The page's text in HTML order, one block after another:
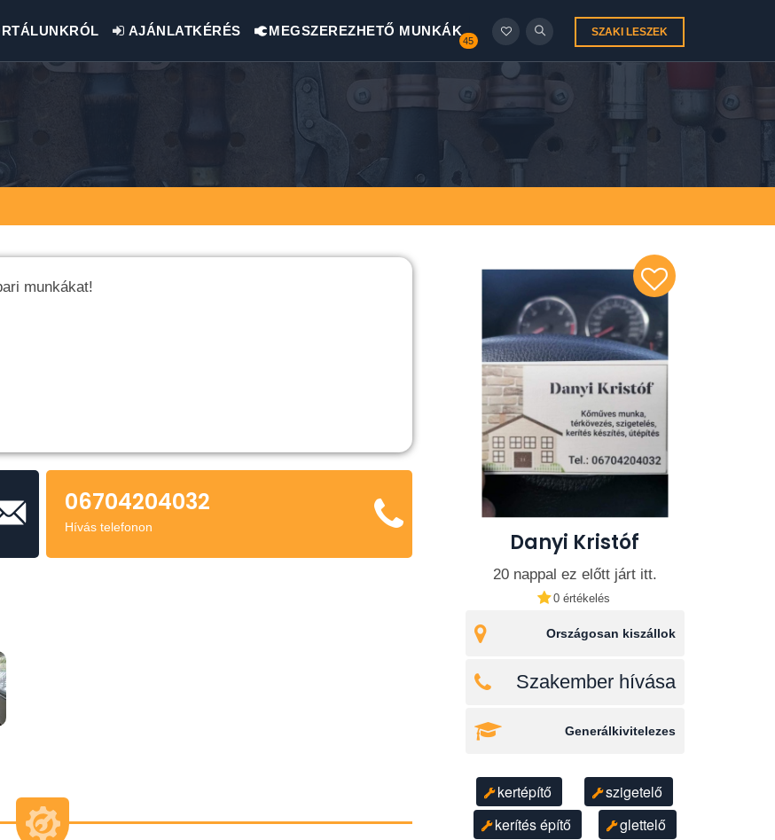
SZAKI LESZEK
AJÁNLATKÉRÉS MEGSZEREZHETŐ MUNKÁK
45
munkákat!
06704204032
Hívás telefonon
Danyi Kristóf
20 nappal ez előtt járt itt.
0 értékelés
Országosan kiszállok
Szakember hívása
Generálkivitelezes
kertépítő
szigetelő
kerítés építő
glettelő